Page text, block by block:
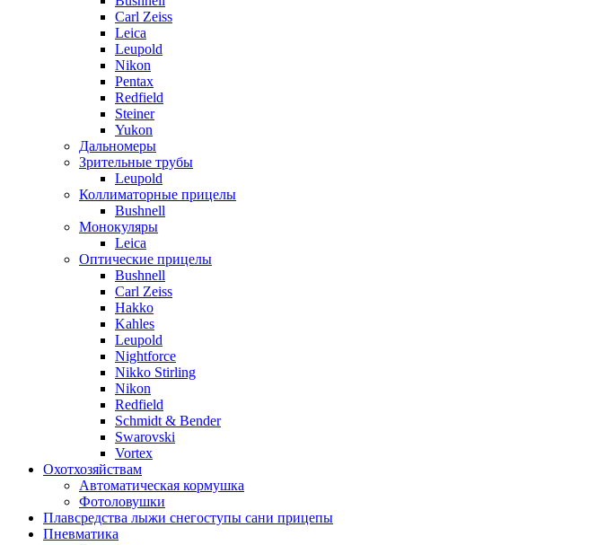
Carl Zeiss
Leica
Leupold
Nikon
Pentax
Redfield
Steiner
Yukon
Дальномеры
Зрительные трубы
Leupold
Коллиматорные прицелы
Bushnell
Монокуляры
Leica
Оптические прицелы
Bushnell
Carl Zeiss
Hakko
Kahles
Leupold
Nightforce
Nikko Stirling
Nikon
Redfield
Schmidt & Bender
Swarovski
Vortex
Охотхозяйствам
Автоматическая кормушка
Фотоловушки
Плавсредства лыжи снегоступы сани прицепы
Пневматика